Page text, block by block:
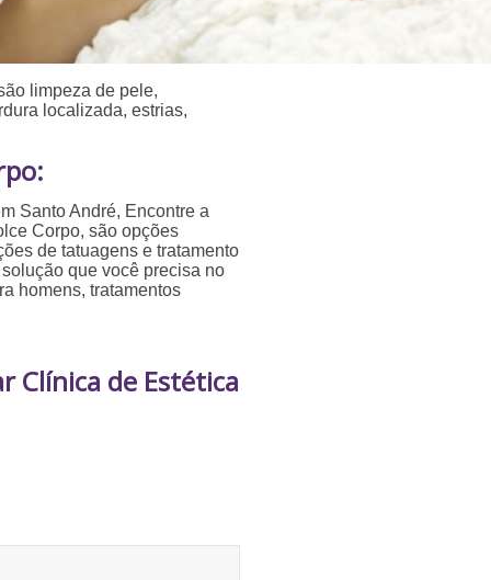
limpeza de pele,
localizada, estrias,
Santo André, Encontre a
Corpo, são opções
de tatuagens e tratamento
que você precisa no
homens, tratamentos
Clínica de Estética